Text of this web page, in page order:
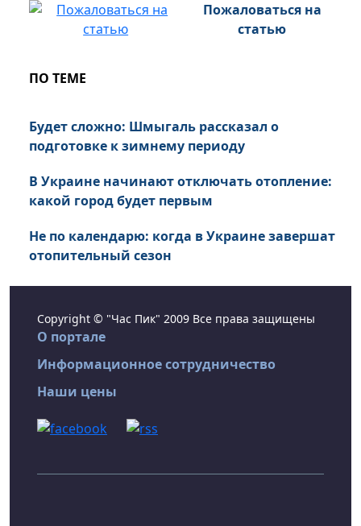
Пожаловаться на
статью
ПО ТЕМЕ
Будет сложно: Шмыгаль рассказал о
подготовке к зимнему периоду
В Украине начинают отключать отопление:
какой город будет первым
Не по календарю: когда в Украине завершат
отопительный сезон
Copyright © "Час Пик" 2009 Все права защищены
О портале
Информационное сотрудничество
Наши цены